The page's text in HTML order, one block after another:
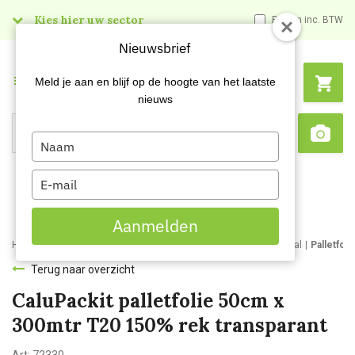
Kies hier uw sector Prijzen inc. BTW
Search
Menu
Home Webshop Verpakkingsmaterialen Verpakkingsmateriaal
Terug naar overzicht
CaluPackit palletfolie 50cm x
300mtr T20 150% rek transparant
Nieuwsbrief
Meld je aan en blijf op de hoogte van het laatste
nieuws
Type
your
name
Type
your
email
Aanmelden